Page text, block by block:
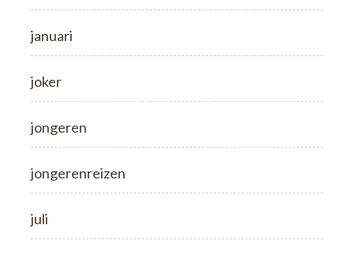
januari
joker
jongeren
jongerenreizen
juli